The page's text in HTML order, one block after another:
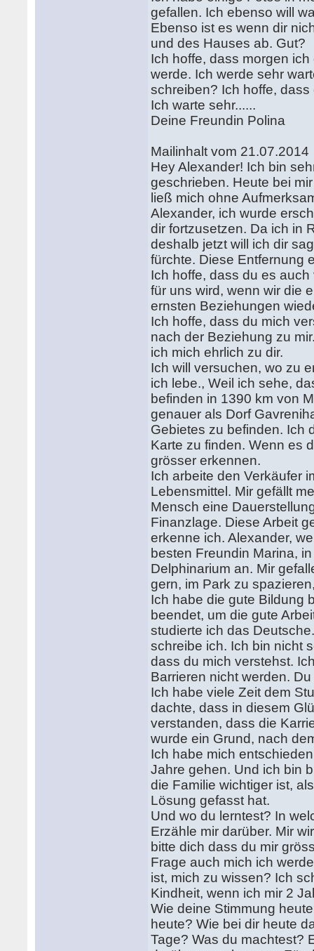
gefallen. Ich ebenso will
Ebenso ist es wenn dir
und des Hauses ab. Gut?
Ich hoffe, dass morgen
werde. Ich werde sehr
schreiben? Ich hoffe,
Ich warte sehr......
Deine Freundin Polina
Mailinhalt vom 21.07.2014
Hey Alexander! Ich bin
geschrieben. Heute bei
ließ mich ohne
Alexander, ich wurde
dir fortzusetzen. Da ich in
deshalb jetzt will ich dir
fürchte. Diese Entfernung
Ich hoffe, dass du es
für uns wird, wenn wir die
ernsten Beziehungen
Ich hoffe, dass du mich
nach der Beziehung zu
ich mich ehrlich zu dir.
Ich will versuchen, wo zu
ich lebe., Weil ich sehe,
befinden in 1390 km von
genauer als Dorf
Gebietes zu befinden. Ich
Karte zu finden. Wenn es
grösser erkennen.
Ich arbeite den Verkäufer
Lebensmittel. Mir gefällt
Mensch eine
Finanzlage. Diese Arbeit
erkenne ich. Alexander,
besten Freundin Marina,
Delphinarium an. Mir
gern, im Park zu
Ich habe die gute Bildung
beendet, um die gute
studierte ich das
schreibe ich. Ich bin nicht
dass du mich verstehst.
Barrieren nicht werden.
Ich habe viele Zeit dem
dachte, dass in diesem
verstanden, dass die
wurde ein Grund, nach
Ich habe mich
Jahre gehen. Und ich bin
die Familie wichtiger ist,
Lösung gefasst hat.
Und wo du lerntest? In
Erzähle mir darüber. Mir
bitte dich dass du mir
Frage auch mich ich
ist, mich zu wissen? Ich
Kindheit, wenn ich mir 2
Wie deine Stimmung
heute? Wie bei dir heute
Tage? Was du machtest?